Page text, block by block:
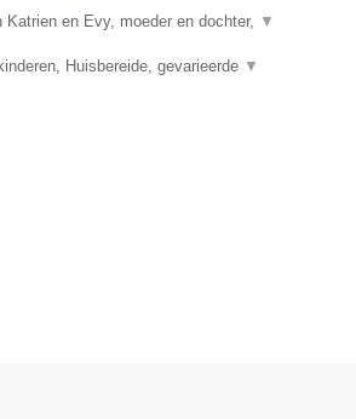
en Evy, moeder en dochter, ▼
Huisbereide, gevarieerde ▼